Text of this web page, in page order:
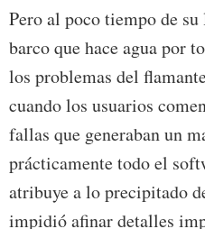
Pero al poco tiempo de
barco que hace agua por
los problemas del
cuando los usuarios
fallas que generaban un
prácticamente todo el
atribuye a lo precipitado
impidió afinar detalles